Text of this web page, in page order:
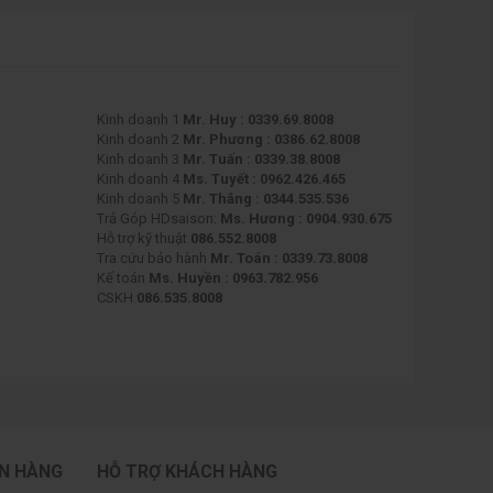
lẫn giải trí nhờ sở hữu những đặc điểm nổi bật sau đây:
hơn đáng kể. Bạn có thể mở nhiều cửa sổ cùng lúc, so
tục. Điều này đặc biệt hữu ích cho các lập trình viên, nhà
màn hình 27 inch đều có thể đáp ứng tốt. Kích thước
Kinh doanh 1 Mr. Huy : 0339.69.8008
Kinh doanh 2 Mr. Phương : 0386.62.8008
Kinh doanh 3 Mr. Tuấn : 0339.38.8008
Kinh doanh 4 Ms. Tuyết : 0962.426.465
Kinh doanh 5 Mr. Thắng : 0344.535.536
Trả Góp HDsaison: Ms. Hương : 0904.930.675
Hỗ trợ kỹ thuật 086.552.8008
Tra cứu bảo hành Mr. Toán : 0339.73.8008
Kế toán Ms. Huyền : 0963.782.956
CSKH 086.535.8008
HÀNG HỖ TRỢ KHÁCH HÀNG